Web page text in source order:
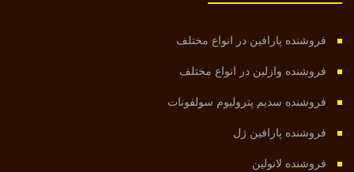
فروشنده پارافين در انواع مختلف
فروشنده وازلین در انواع مختلف
فروشنده سديم پتروليوم سولفونات
فروشنده پارافين ژل
فروشنده لانولین